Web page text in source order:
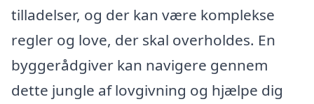
tilladelser, og der kan være komplekse
regler og love, der skal overholdes. En
byggerådgiver kan navigere gennem
dette jungle af lovgivning og hjælpe dig